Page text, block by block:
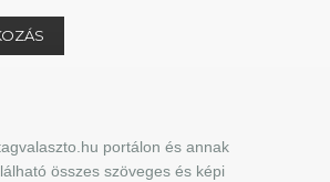
portálon és annak
összes szöveges és képi